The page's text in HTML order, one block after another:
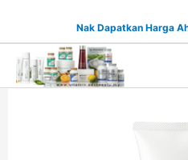
content
Nak Dapatkan Harga